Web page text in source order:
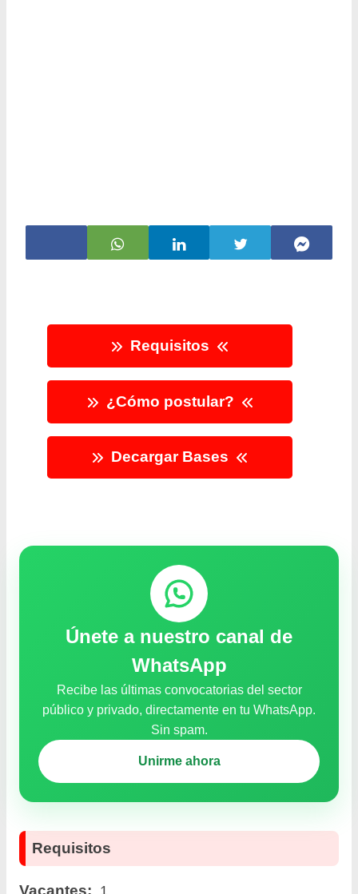
Requisitos
¿Cómo postular?
Decargar Bases
Únete a nuestro canal de
WhatsApp
Recibe las últimas convocatorias del sector
público y privado, directamente en tu WhatsApp.
Sin spam.
Unirme ahora
Requisitos
Vacantes: 1